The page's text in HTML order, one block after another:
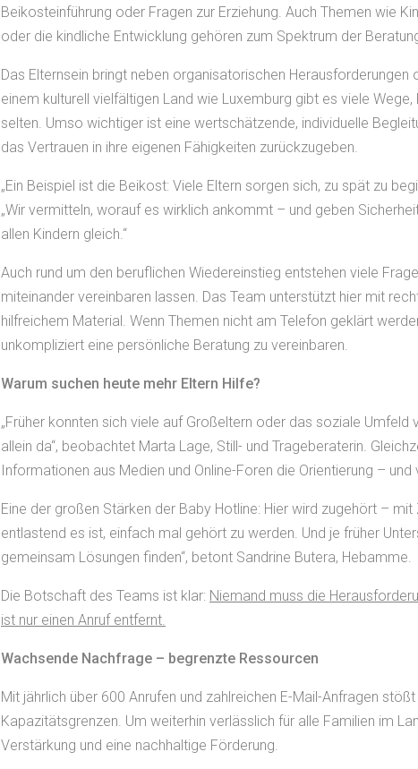
Beikosteinführung oder Fragen zur Erziehung. Auch Themen wie
oder die kindliche Entwicklung gehören zum Spektrum der
Das Elternsein bringt neben organisatorischen
einem kulturell vielfältigen Land wie Luxemburg gibt es viele
selten. Umso wichtiger ist eine wertschätzende, individuelle
das Vertrauen in ihre eigenen Fähigkeiten zurückzugeben.
„Ein Beispiel ist die Beikost: Viele Eltern sorgen sich, zu spät zu
„Wir vermitteln, worauf es wirklich ankommt – und geben
allen Kindern gleich.“
Auch rund um den beruflichen Wiedereinstieg entstehen viele
miteinander vereinbaren lassen. Das Team unterstützt hier mit
hilfreichem Material. Wenn Themen nicht am Telefon geklärt
unkompliziert eine persönliche Beratung zu vereinbaren.
Warum suchen heute mehr Eltern Hilfe?
„Früher konnten sich viele auf Großeltern oder das soziale
allein da“, beobachtet Marta Lage, Still- und Trageberaterin.
Informationen aus Medien und Online-Foren die Orientierung –
Eine der großen Stärken der Baby Hotline: Hier wird zugehört – mit
entlastend es ist, einfach mal gehört zu werden. Und je früher
gemeinsam Lösungen finden“, betont Sandrine Butera, Hebamme.
Die Botschaft des Teams ist klar: Niemand muss die
ist nur einen Anruf entfernt.
Wachsende Nachfrage – begrenzte Ressourcen
Mit jährlich über 600 Anrufen und zahlreichen E-Mail-Anfragen
Kapazitätsgrenzen. Um weiterhin verlässlich für alle Familien im
Verstärkung und eine nachhaltige Förderung.